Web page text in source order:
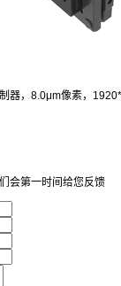
器，8.0μm像素，
会第一时间给您反馈